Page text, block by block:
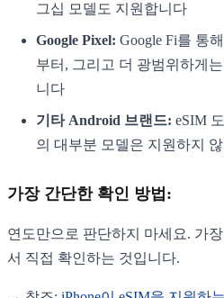
그십 모델도 지원합니다
Google Pixel: Google Fi를 통
부터, 그리고 더 광범위하게
니다
기타 Android 브랜드: eSIM
의 대부분 모델은 지원하지
가장 간단한 확인 방법:
연도만으로 판단하지 마세요. 가
서 직접 확인하는 것입니다.